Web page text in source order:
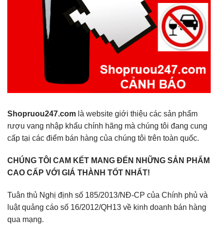
Shopruou247.com là website giới thiệu các sản phẩm
rượu vang nhập khẩu chính hãng mà chúng tôi đang cung
cấp tại các điểm bán hàng của chúng tôi trên toàn quốc.
CHÚNG TÔI CAM KẾT MANG ĐẾN NHỮNG SẢN PHẨM
CAO CẤP VỚI GIÁ THÀNH TỐT NHẤT!
Tuân thủ Nghị định số 185/2013/NĐ-CP của Chính phủ và
luật quảng cáo số 16/2012/QH13 về kinh doanh bán hàng
qua mạng.